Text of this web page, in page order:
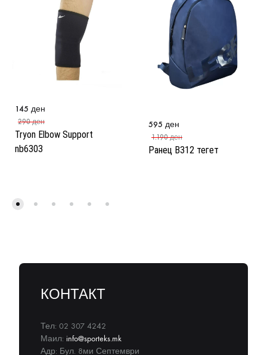
Tryon Elbow Support
nb6303
145 ден
290ден
Ранец B312 тегет
595 ден
1.190ден
КОНТАКТ
Тел: 02 307 4242
Маил: info@sporteks.mk
Адр: Бул. 8ми Септември